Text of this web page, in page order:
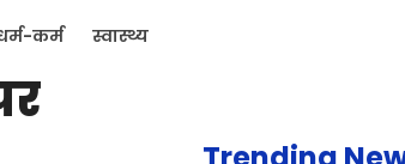
कर्म स्वास्थ्य